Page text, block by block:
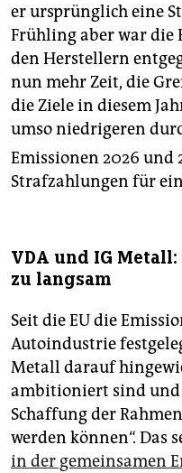
er ursprünglich eine
Frühling aber war die
den Herstellern
nun mehr Zeit, die
die Ziele in diesem
umso niedrigeren
Emissionen 2026 und
Strafzahlungen für
VDA und IG
zu langsam
Seit die EU die
Autoindustrie
Metall darauf
ambitioniert sind
Schaffung der
werden können“. Das
in der gemeinsamen